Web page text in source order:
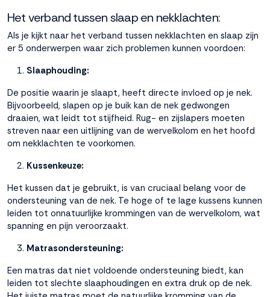
Het verband tussen slaap en nekklachten:
Als je kijkt naar het verband tussen nekklachten en slaap zijn
er 5 onderwerpen waar zich problemen kunnen voordoen:
Slaaphouding:
De positie waarin je slaapt, heeft directe invloed op je nek.
Bijvoorbeeld, slapen op je buik kan de nek gedwongen
draaien, wat leidt tot stijfheid. Rug- en zijslapers moeten
streven naar een uitlijning van de wervelkolom en het hoofd
om nekklachten te voorkomen.
Kussenkeuze:
Het kussen dat je gebruikt, is van cruciaal belang voor de
ondersteuning van de nek. Te hoge of te lage kussens kunnen
leiden tot onnatuurlijke krommingen van de wervelkolom, wat
spanning en pijn veroorzaakt.
Matrasondersteuning:
Een matras dat niet voldoende ondersteuning biedt, kan
leiden tot slechte slaaphoudingen en extra druk op de nek.